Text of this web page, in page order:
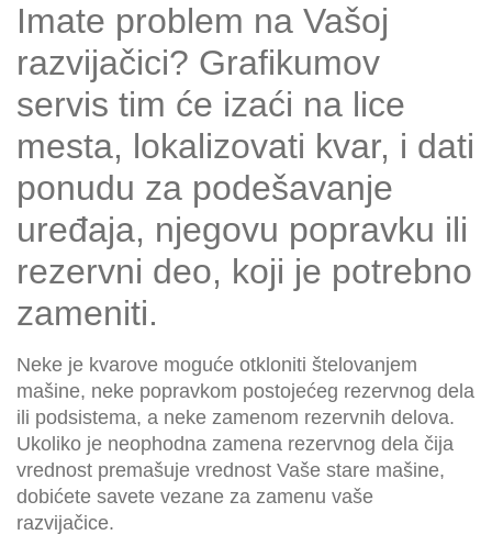
Imate problem na Vašoj
razvijačici? Grafikumov
servis tim će izaći na lice
mesta, lokalizovati kvar, i dati
ponudu za podešavanje
uređaja, njegovu popravku ili
rezervni deo, koji je potrebno
zameniti.
Neke je kvarove moguće otkloniti štelovanjem
mašine, neke popravkom postojećeg rezervnog dela
ili podsistema, a neke zamenom rezervnih delova.
Ukoliko je neophodna zamena rezervnog dela čija
vrednost premašuje vrednost Vaše stare mašine,
dobićete savete vezane za zamenu vaše
razvijačice.